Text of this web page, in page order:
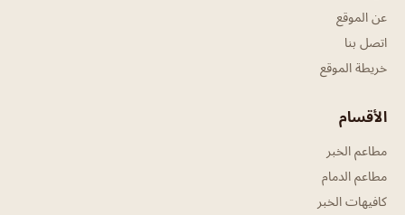
عن الموقع
اتصل بنا
خريطة الموقع
الأقسام
مطاعم الخبر
مطاعم الدمام
كافيهات الخبر